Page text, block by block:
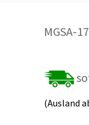
MGSA-
(Ausland